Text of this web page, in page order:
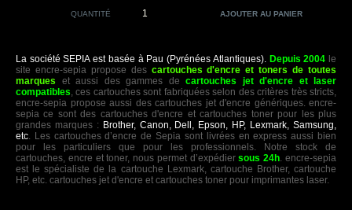
QUANTITÉ
La société SEPIA est basée à Pau (Pyrénées Atlantiques). Depuis 2004 le
site encre-sepia propose des cartouches d'encre et toners de toutes
marques et aussi des gammes de cartouches jet d'encre et laser
compatibles, ces cartouches sont fabriquées selon des critères très stricts,
encre-sepia propose aussi des cartouches jet d'encre génériques. encre-
sepia ce sont des cartouches d'encre et cartouches toner pour les plus
grandes marques : Brother, Canon, Dell, Epson, HP, Lexmark, Samsung,
etc. Les cartouches d’encre de Sepia sont livrées en express aussi bien
pour les particuliers que pour les professionnels. Notre stock de
cartouches, encre et toner, nous permet d’expédiersous 24h. encre-sepia
est le spécialiste de la cartouche Lexmark, cartouche Brother, cartouche
HP, etc. cartouches jet d'encre et cartouches toner pour imprimantes laser.